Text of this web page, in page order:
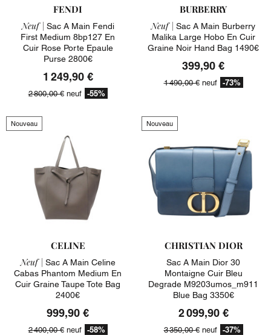
FENDI
Neuf | Sac A Main Fendi
First Medium 8bp127 En
Cuir Rose Porte Epaule
Purse 2800€
1 249,90 €
2 800,00 €neuf -55%
BURBERRY
Neuf | Sac A Main Burberry
Malika Large Hobo En Cuir
Graine Noir Hand Bag 1490€
399,90 €
1 490,00 €neuf -73%
Nouveau
CELINE
Neuf | Sac A Main Celine
Cabas Phantom Medium En
Cuir Graine Taupe Tote Bag
2400€
999,90 €
2 400,00 €neuf -58%
Nouveau
CHRISTIAN DIOR
Sac A Main Dior 30
Montaigne Cuir Bleu
Degrade M9203umos_m911
Blue Bag 3350€
2 099,90 €
3 350,00 €neuf -37%